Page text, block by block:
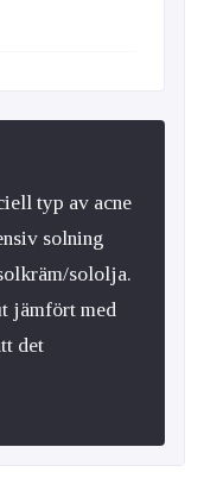
typ av acne
solning
sololja.
jämfört med
det